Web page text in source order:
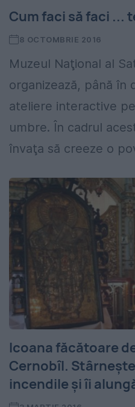
Cum faci să faci ...
8 OCTOMBRIE 2016
Muzeul Naţional al
organizează, până în
ateliere interactive
umbre. În cadrul
învaţa să creeze o
Icoana făcătoare
Cernobîl.
incendile şi îi